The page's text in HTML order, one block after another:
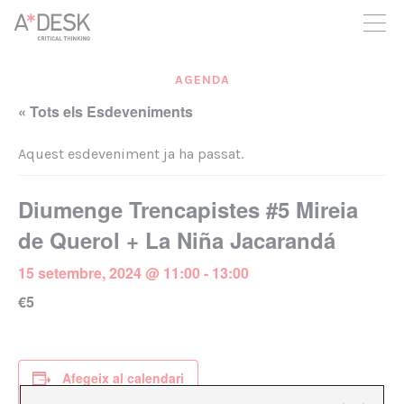
seguim necessitant-te per a poder seguir endavant. Ara pots
participar del projecte i recolzar-lo.
AGENDA
« Tots els Esdeveniments
Aquest esdeveniment ja ha passat.
Diumenge Trencapistes #5 Mireia
de Querol + La Niña Jacarandá
15 setembre, 2024 @ 11:00- 13:00
€5
Afegeix al calendari